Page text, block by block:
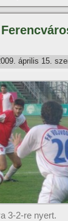
április 15.
3-2-re nyert.